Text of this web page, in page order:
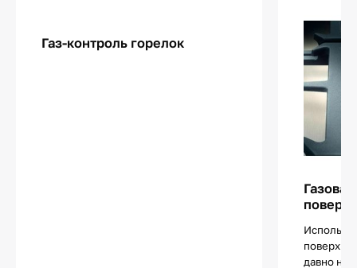
Газ-контроль горелок
давно не